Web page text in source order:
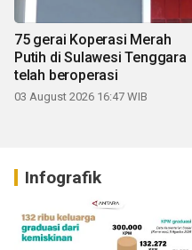
75 gerai Koperasi Merah
Putih di Sulawesi Tenggara
telah beroperasi
03 August 2026 16:47 WIB
Infografik